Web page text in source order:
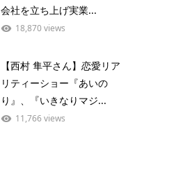
会社を立ち上げ実業...
18,870 views
【西村 隼平さん】恋愛リア
リティーショー『あいの
り』、『いきなりマジ...
11,766 views